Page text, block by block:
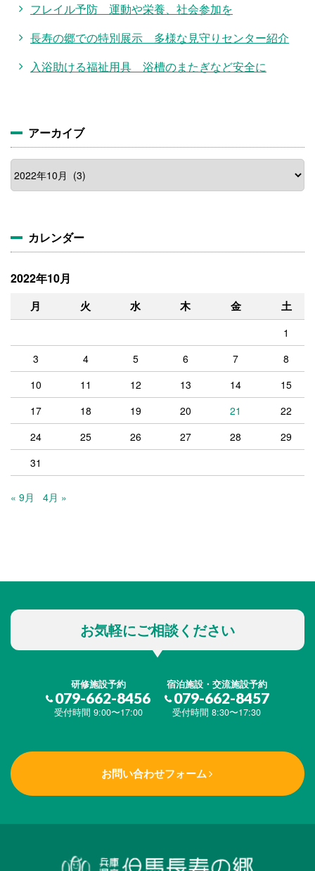
フレイル予防 運動や栄養、社会参加を
長寿の郷での特別展示 多様な見守りセンター紹介
入浴助ける福祉用具 浴槽のまたぎなど安全に
アーカイブ
カレンダー
2022年10月
月 火 水 木 金 土
1
3
4 5 6 7
8
10
11 12 13 14
15
17
18 19 20 21
22
24
25 26 27 28
29
31
« 9月 4月 »
お気軽にご相談ください
研修施設予約
079-662-8456
受付時間 9:00〜17:00
宿泊施設・交流施設予約
079-662-8457
受付時間 8:30〜17:30
お問い合わせフォーム